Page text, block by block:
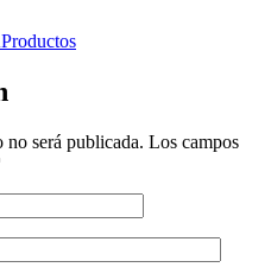
Productos
será publicada. Los campos